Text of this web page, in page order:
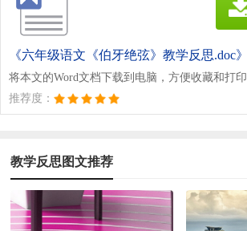
《六年级语文《伯牙绝弦》教学反思.doc》
将本文的Word文档下载到电脑，方便收藏和打印
推荐度：
教学反思图文推荐